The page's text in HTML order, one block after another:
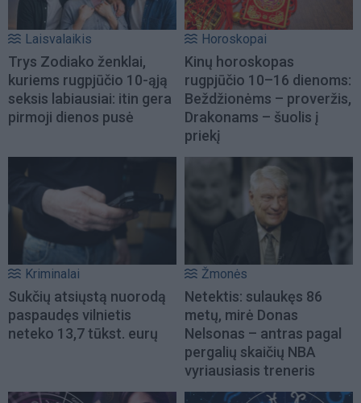
Laisvalaikis
Trys Zodiako ženklai,
kuriems rugpjūčio 10-ąją
seksis labiausiai: itin gera
pirmoji dienos pusė
Horoskopai
Kinų horoskopas
rugpjūčio 10–16 dienoms:
Beždžionėms – proveržis,
Drakonams – šuolis į
priekį
Kriminalai
Sukčių atsiųstą nuorodą
paspaudęs vilnietis
neteko 13,7 tūkst. eurų
Žmonės
Netektis: sulaukęs 86
metų, mirė Donas
Nelsonas – antras pagal
pergalių skaičių NBA
vyriausiasis treneris